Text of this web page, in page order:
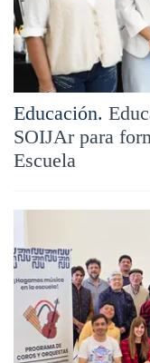
Educación.
SOIJAr para
Escuela